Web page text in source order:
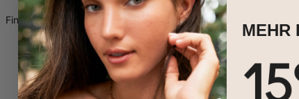
Finden Sie das perfekte Schmuckstück, um sich selbst oder
MEHR